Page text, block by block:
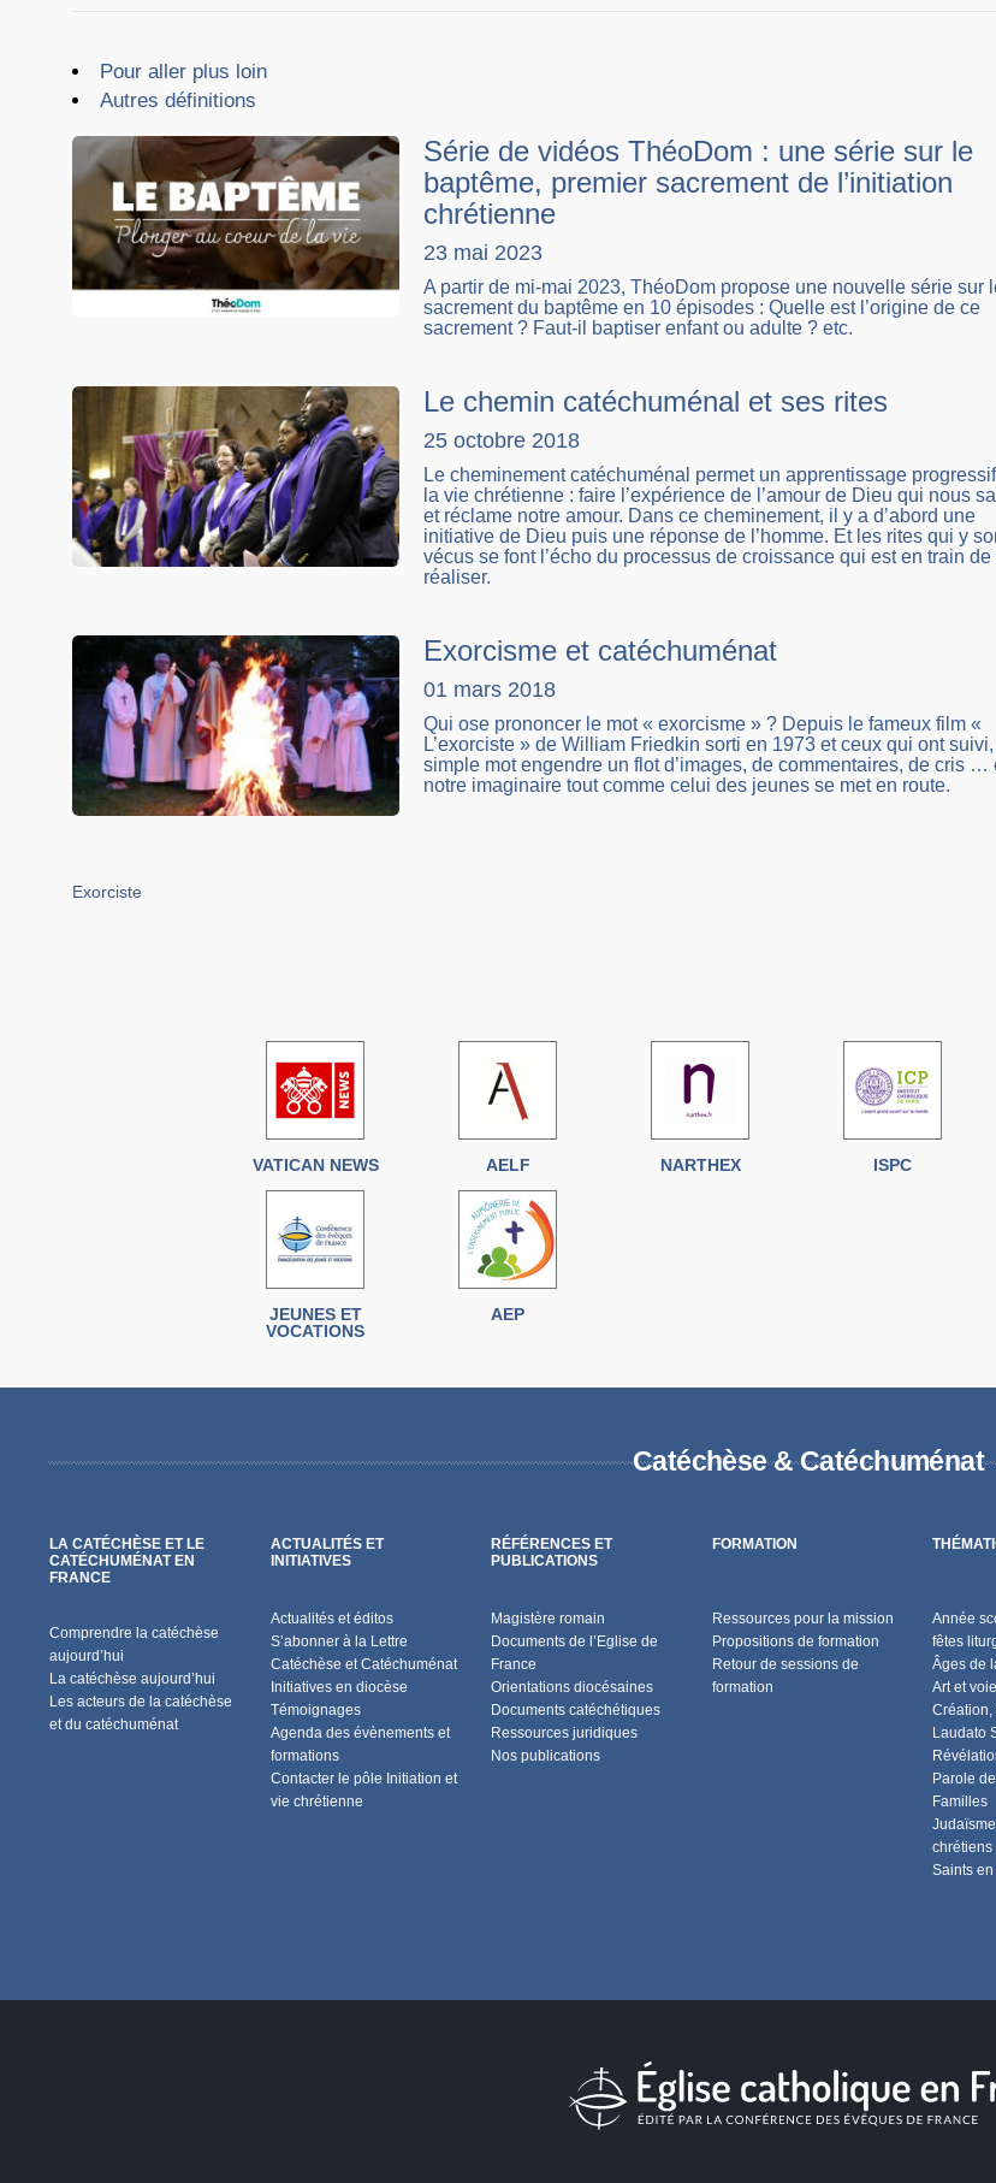
Pour aller plus loin
Autres définitions
Série de vidéos ThéoDom : une série sur le
baptême, premier sacrement de l’initiation
chrétienne
23 mai 2023
A partir de mi-mai 2023, ThéoDom propose une nouvelle série sur
sacrement du baptême en 10 épisodes : Quelle est l’origine de ce
sacrement ? Faut-il baptiser enfant ou adulte ? etc.
Le chemin catéchuménal et ses rites
25 octobre 2018
Le cheminement catéchuménal permet un apprentissage
la vie chrétienne : faire l’expérience de l’amour de Dieu qui nous
et réclame notre amour. Dans ce cheminement, il y a d’abord une
initiative de Dieu puis une réponse de l’homme. Et les rites qui y
vécus se font l’écho du processus de croissance qui est en train de
réaliser.
Exorcisme et catéchuménat
01 mars 2018
Qui ose prononcer le mot « exorcisme » ? Depuis le fameux film «
L’exorciste » de William Friedkin sorti en 1973 et ceux qui ont
simple mot engendre un flot d’images, de commentaires, de cris …
notre imaginaire tout comme celui des jeunes se met en route.
Exorciste
VATICAN NEWS AELF NARTHEX ISPC
JEUNES ET
VOCATIONS
AEP
Catéchèse & Catéchuménat
LA CATÉCHÈSE ET LE
CATÉCHUMÉNAT EN
FRANCE
Comprendre la catéchèse
aujourd’hui
La catéchèse aujourd’hui
Les acteurs de la catéchèse
et du catéchuménat
ACTUALITÉS ET
INITIATIVES
Actualités et éditos
S’abonner à la Lettre
Catéchèse et Catéchuménat
Initiatives en diocèse
Témoignages
Agenda des évènements et
formations
Contacter le pôle Initiation et
vie chrétienne
RÉFÉRENCES ET
PUBLICATIONS
Magistère romain
Documents de l’Eglise de
France
Orientations diocésaines
Documents catéchétiques
Ressources juridiques
Nos publications
FORMATION
Ressources pour la mission
Propositions de formation
Retour de sessions de
formation
Année
fêtes
Âges de
Art et
Création,
Laudato
Parole
Familles
chrétiens
Saints